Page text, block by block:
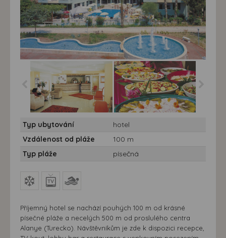
nocí - Turecko, Alanya -
Hotel Günes House
nocí - Turecko, Alanya -
Hotel Günes House
Typ ubytování
hotel
Vzdálenost od pláže
100 m
Typ pláže
písečná
Příjemný hotel se nachází pouhých 100 m od krásné
písečné pláže a necelých 500 m od proslulého centra
Alanye (Turecko). Návštěvníkům je zde k dispozici recepce,